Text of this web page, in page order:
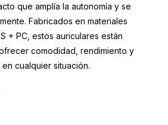
que amplía la autonomía y se
Fabricados en materiales
+ PC, estos auriculares están
comodidad, rendimiento y
en cualquier situación.